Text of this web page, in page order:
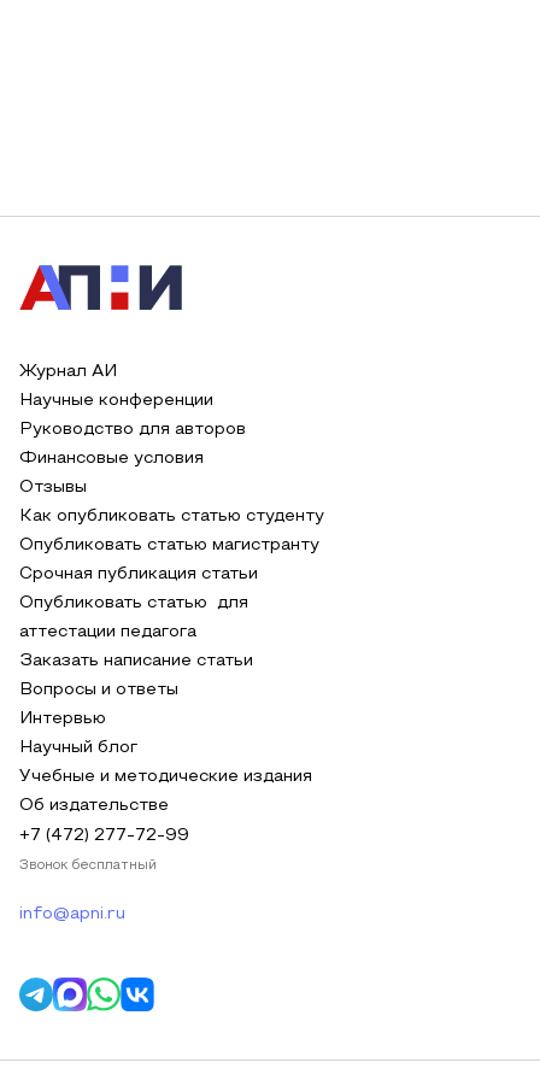
Журнал АИ
Научные конференции
Руководство для авторов
Финансовые условия
Отзывы
Как опубликовать статью студенту
Опубликовать статью магистранту
Срочная публикация статьи
Опубликовать статью для
аттестации педагога
Заказать написание статьи
Вопросы и ответы
Интервью
Научный блог
Учебные и методические издания
Об издательстве
+7 (472) 277-72-99
Звонок бесплатный
info@apni.ru